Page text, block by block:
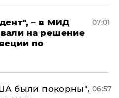
– в МИД
на решение
по
07:01
были покорны", 06:57